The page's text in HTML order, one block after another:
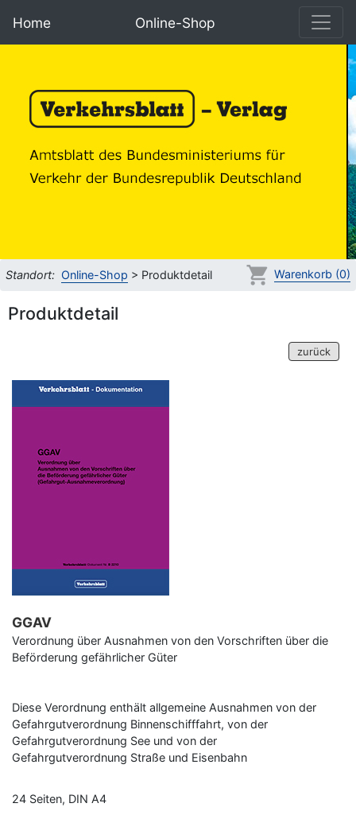
Home Online-Shop
Standort: Online-Shop > Produktdetail Warenkorb (0)
Produktdetail
zurück
GGAV
Verordnung über Ausnahmen von den Vorschriften über die
Beförderung gefährlicher Güter
Diese Verordnung enthält allgemeine Ausnahmen von der
Gefahrgutverordnung Binnenschifffahrt, von der
Gefahrgutverordnung See und von der
Gefahrgutverordnung Straße und Eisenbahn
24 Seiten, DIN A4